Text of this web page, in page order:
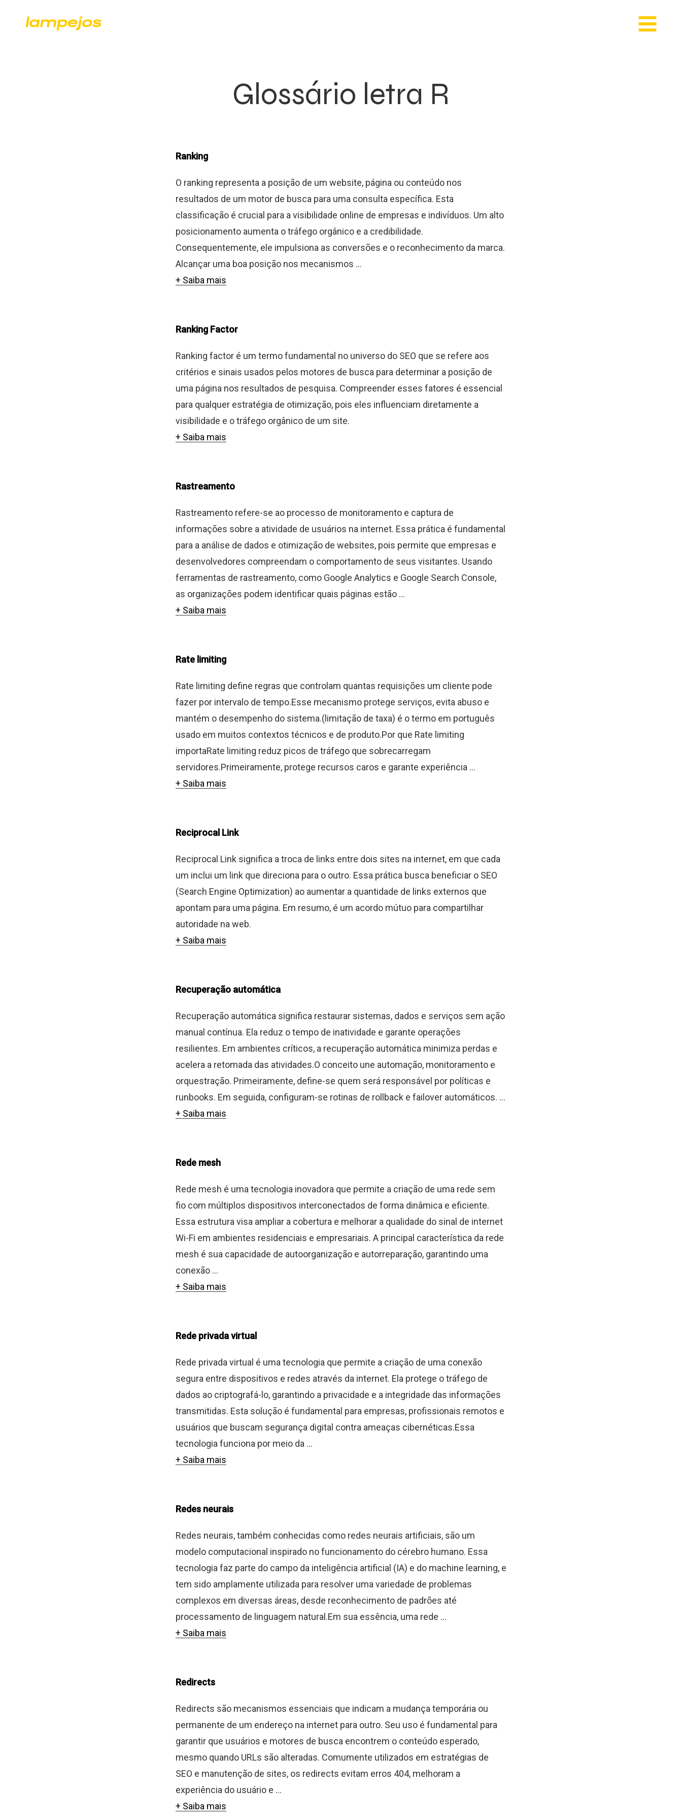
Glossário letra R
Ranking
O ranking representa a posição de um website, página ou conteúdo nos
resultados de um motor de busca para uma consulta específica. Esta
classificação é crucial para a visibilidade online de empresas e indivíduos. Um alto
posicionamento aumenta o tráfego orgânico e a credibilidade.
Consequentemente, ele impulsiona as conversões e o reconhecimento da marca.
Alcançar uma boa posição nos mecanismos ...
+ Saiba mais
Ranking Factor
Ranking factor é um termo fundamental no universo do SEO que se refere aos
critérios e sinais usados pelos motores de busca para determinar a posição de
uma página nos resultados de pesquisa. Compreender esses fatores é essencial
para qualquer estratégia de otimização, pois eles influenciam diretamente a
visibilidade e o tráfego orgânico de um site.
+ Saiba mais
Rastreamento
Rastreamento refere-se ao processo de monitoramento e captura de
informações sobre a atividade de usuários na internet. Essa prática é fundamental
para a análise de dados e otimização de websites, pois permite que empresas e
desenvolvedores compreendam o comportamento de seus visitantes. Usando
ferramentas de rastreamento, como Google Analytics e Google Search Console,
as organizações podem identificar quais páginas estão ...
+ Saiba mais
Rate limiting
Rate limiting define regras que controlam quantas requisições um cliente pode
fazer por intervalo de tempo.Esse mecanismo protege serviços, evita abuso e
mantém o desempenho do sistema.(limitação de taxa) é o termo em português
usado em muitos contextos técnicos e de produto.Por que Rate limiting
importaRate limiting reduz picos de tráfego que sobrecarregam
servidores.Primeiramente, protege recursos caros e garante experiência ...
+ Saiba mais
Reciprocal Link
Reciprocal Link significa a troca de links entre dois sites na internet, em que cada
um inclui um link que direciona para o outro. Essa prática busca beneficiar o SEO
(Search Engine Optimization) ao aumentar a quantidade de links externos que
apontam para uma página. Em resumo, é um acordo mútuo para compartilhar
autoridade na web.
+ Saiba mais
Recuperação automática
Recuperação automática significa restaurar sistemas, dados e serviços sem ação
manual contínua. Ela reduz o tempo de inatividade e garante operações
resilientes. Em ambientes críticos, a recuperação automática minimiza perdas e
acelera a retomada das atividades.O conceito une automação, monitoramento e
orquestração. Primeiramente, define-se quem será responsável por políticas e
runbooks. Em seguida, configuram-se rotinas de rollback e failover automáticos. ...
+ Saiba mais
Rede mesh
Rede mesh é uma tecnologia inovadora que permite a criação de uma rede sem
fio com múltiplos dispositivos interconectados de forma dinâmica e eficiente.
Essa estrutura visa ampliar a cobertura e melhorar a qualidade do sinal de internet
Wi-Fi em ambientes residenciais e empresariais. A principal característica da rede
mesh é sua capacidade de autoorganização e autorreparação, garantindo uma
conexão ...
+ Saiba mais
Rede privada virtual
Rede privada virtual é uma tecnologia que permite a criação de uma conexão
segura entre dispositivos e redes através da internet. Ela protege o tráfego de
dados ao criptografá-lo, garantindo a privacidade e a integridade das informações
transmitidas. Esta solução é fundamental para empresas, profissionais remotos e
usuários que buscam segurança digital contra ameaças cibernéticas.Essa
tecnologia funciona por meio da ...
+ Saiba mais
Redes neurais
Redes neurais, também conhecidas como redes neurais artificiais, são um
modelo computacional inspirado no funcionamento do cérebro humano. Essa
tecnologia faz parte do campo da inteligência artificial (IA) e do machine learning, e
tem sido amplamente utilizada para resolver uma variedade de problemas
complexos em diversas áreas, desde reconhecimento de padrões até
processamento de linguagem natural.Em sua essência, uma rede ...
+ Saiba mais
Redirects
Redirects são mecanismos essenciais que indicam a mudança temporária ou
permanente de um endereço na internet para outro. Seu uso é fundamental para
garantir que usuários e motores de busca encontrem o conteúdo esperado,
mesmo quando URLs são alteradas. Comumente utilizados em estratégias de
SEO e manutenção de sites, os redirects evitam erros 404, melhoram a
experiência do usuário e ...
+ Saiba mais